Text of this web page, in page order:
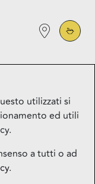
utilizzati si
ed utili
a tutti o ad
.